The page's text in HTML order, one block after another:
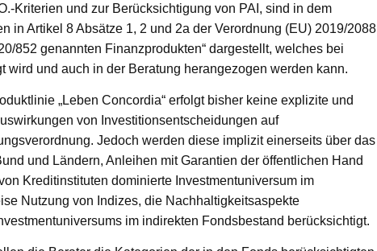
Kriterien und zur Berücksichtigung von PAI, sind in dem
in Artikel 8 Absätze 1, 2 und 2a der Verordnung (EU) 2019/2088
852 genannten Finanzprodukten“ dargestellt, welches bei
und auch in der Beratung herangezogen werden kann.
„Leben Concordia“ erfolgt bisher keine explizite und
von Investitionsentscheidungen auf
Jedoch werden diese implizit einerseits über das
und Ländern, Anleihen mit Garantien der öffentlichen Hand
Kreditinstituten dominierte Investmentuniversum im
Nutzung von Indizes, die Nachhaltigkeitsaspekte
im indirekten Fondsbestand berücksichtigt.